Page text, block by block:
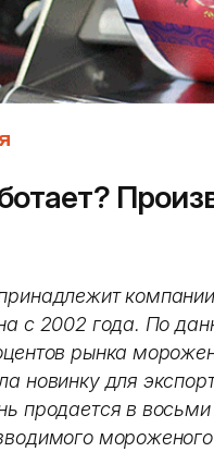
с 2002 года. По
рынка
новинку для
продается в